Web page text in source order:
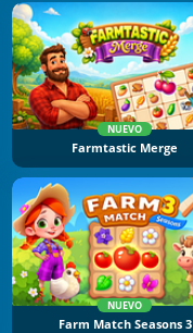
NUEVO
Farmtastic Merge
NUEVO
Farm Match Seasons 3